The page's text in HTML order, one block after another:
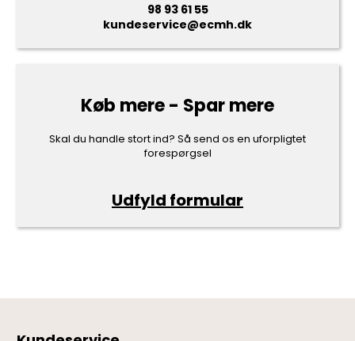
98 93 61 55
kundeservice@ecmh.dk
Køb mere - Spar mere
Skal du handle stort ind? Så send os en uforpligtet
forespørgsel
Udfyld formular